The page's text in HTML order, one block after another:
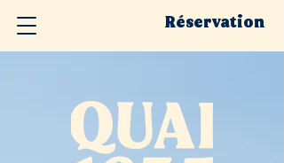
Réservation